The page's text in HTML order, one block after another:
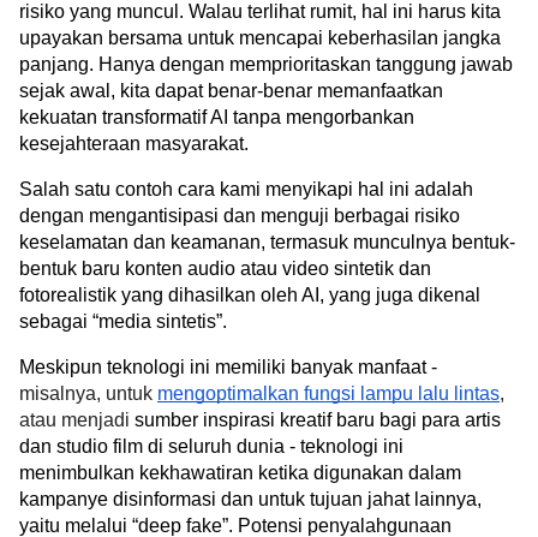
risiko yang muncul. Walau terlihat rumit, hal ini harus kita
upayakan bersama untuk mencapai keberhasilan jangka
panjang. Hanya dengan memprioritaskan tanggung jawab
sejak awal, kita dapat benar-benar memanfaatkan
kekuatan transformatif AI tanpa mengorbankan
kesejahteraan masyarakat.
Salah satu contoh cara kami menyikapi hal ini adalah
dengan mengantisipasi dan menguji berbagai risiko
keselamatan dan keamanan, termasuk munculnya bentuk-
bentuk baru konten audio atau video sintetik dan
fotorealistik yang dihasilkan oleh AI, yang juga dikenal
sebagai “media sintetis”.
misalnya, untuk mengoptimalkan fungsi lampu lalu lintas,
atau menjadi sumber inspirasi kreatif baru bagi para artis
dan studio film di seluruh dunia - teknologi ini
menimbulkan kekhawatiran ketika digunakan dalam
kampanye disinformasi dan untuk tujuan jahat lainnya,
yaitu melalui “deep fake”. Potensi penyalahgunaan